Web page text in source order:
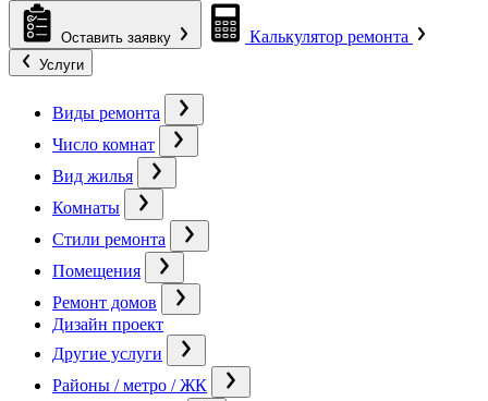
Оставить заявку Калькулятор ремонта
Услуги
Виды ремонта
Число комнат
Вид жилья
Комнаты
Стили ремонта
Помещения
Ремонт домов
Дизайн проект
Другие услуги
Районы / метро / ЖК